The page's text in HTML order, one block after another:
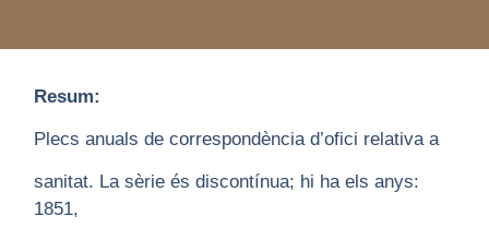
Resum:
Plecs anuals de correspondència d’ofici relativa a
sanitat. La sèrie és discontínua; hi ha els anys:
1851,